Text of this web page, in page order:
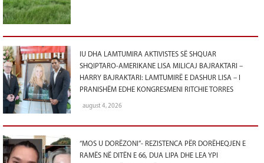
IU DHA LAMTUMIRA AKTIVISTES SË SHQUAR
SHQIPTARO-AMERIKANE LISA MILICAJ BAJRAKTARI –
HARRY BAJRAKTARI: LAMTUMIRË E DASHUR LISA – I
PRANISHËM EDHE KONGRESMENI RITCHIE TORRES
august 4, 2026
“MOS U DORËZONI”- REZISTENCA PËR DORËHEQJEN E
RAMËS NË DITËN E 66, DUA LIPA DHE LEA YPI